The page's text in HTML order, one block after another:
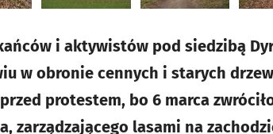
i aktywistów pod siedzibą
w obronie cennych i starych
protestem, bo 6 marca
zarządzającego lasami na